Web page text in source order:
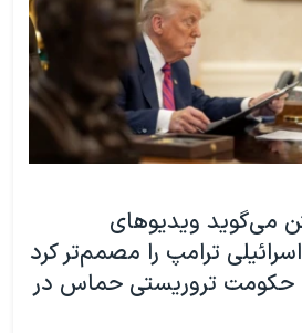
می‌گوید ویدیوهای
ترامپ را مصمم‌تر کرد
حکومت تروریستی حماس در